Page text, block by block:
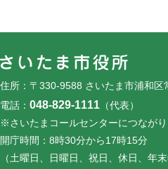
住所：〒330-9588 さいたま市浦和区
電話： 048-829-1111 （代表）
※さいたまコールセンターにつながり
開庁時間：8時30分から17時15分
（土曜日、日曜日、祝日、休日、年末